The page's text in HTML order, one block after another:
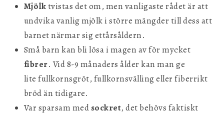
Mjölktvistas det om, men vanligaste rådet är att
undvika vanlig mjölk i större mängder till dess att
barnet närmar sig ettårsåldern.
Små barn kan bli lösa i magen av för mycket
fibrer. Vid 8-9 månaders ålder kan man ge
lite fullkornsgröt, fullkornsvälling eller fiberrikt
bröd än tidigare.
Var sparsam med sockret, det behövs faktiskt